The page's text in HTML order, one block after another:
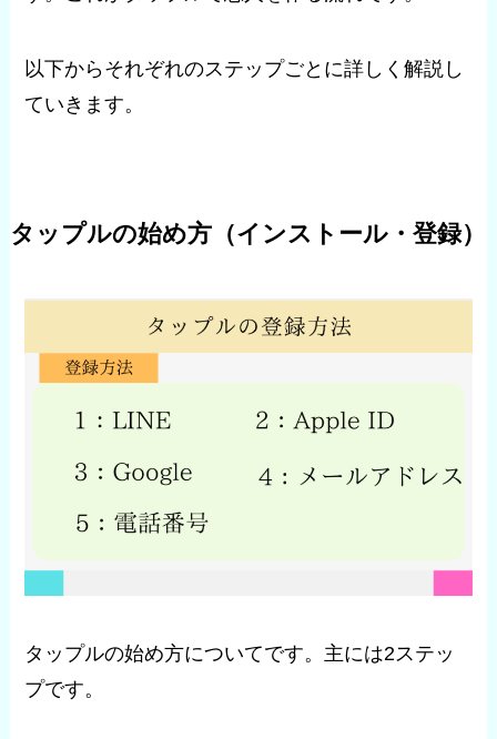
以下からそれぞれのステップごとに詳しく解説し
ていきます。
タップルの始め方（インストール・登録）
タップルの始め方についてです。主には2ステッ
プです。